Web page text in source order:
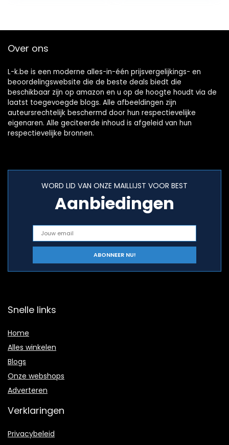
Over ons
L-k.be is een moderne alles-in-één prijsvergelijkings- en
beoordelingswebsite die de beste deals biedt die
beschikbaar zijn op amazon en u op de hoogte houdt via de
laatst toegevoegde blogs. Alle afbeeldingen zijn
auteursrechtelijk beschermd door hun respectievelijke
eigenaren. Alle geciteerde inhoud is afgeleid van hun
respectievelijke bronnen.
WORD LID VAN ONZE MAILLIJST VOOR BEST
Aanbiedingen
Snelle links
Home
Alles winkelen
Blogs
Onze webshops
Adverteren
Verklaringen
Privacybeleid